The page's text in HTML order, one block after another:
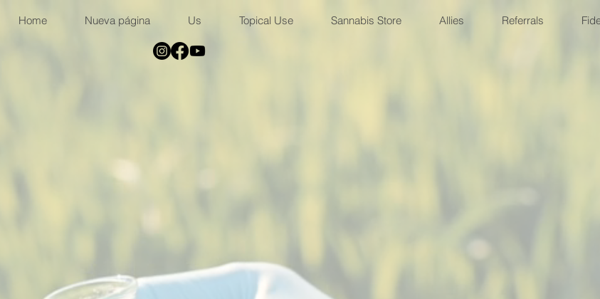
Home Nueva página Us Topical Use Sannabis Store Allies Referrals